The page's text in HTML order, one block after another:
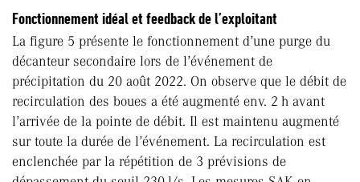
Fonctionnement idéal et feedback de l’exploitant
La figure 5 présente le fonctionnement d’une purge du
décanteur secondaire lors de l’événement de
précipitation du 20 août 2022. On observe que le débit de
recirculation des boues a été augmenté env. 2 h avant
l’arrivée de la pointe de débit. Il est maintenu augmenté
sur toute la durée de l’événement. La recirculation est
enclenchée par la répétition de 3 prévisions de